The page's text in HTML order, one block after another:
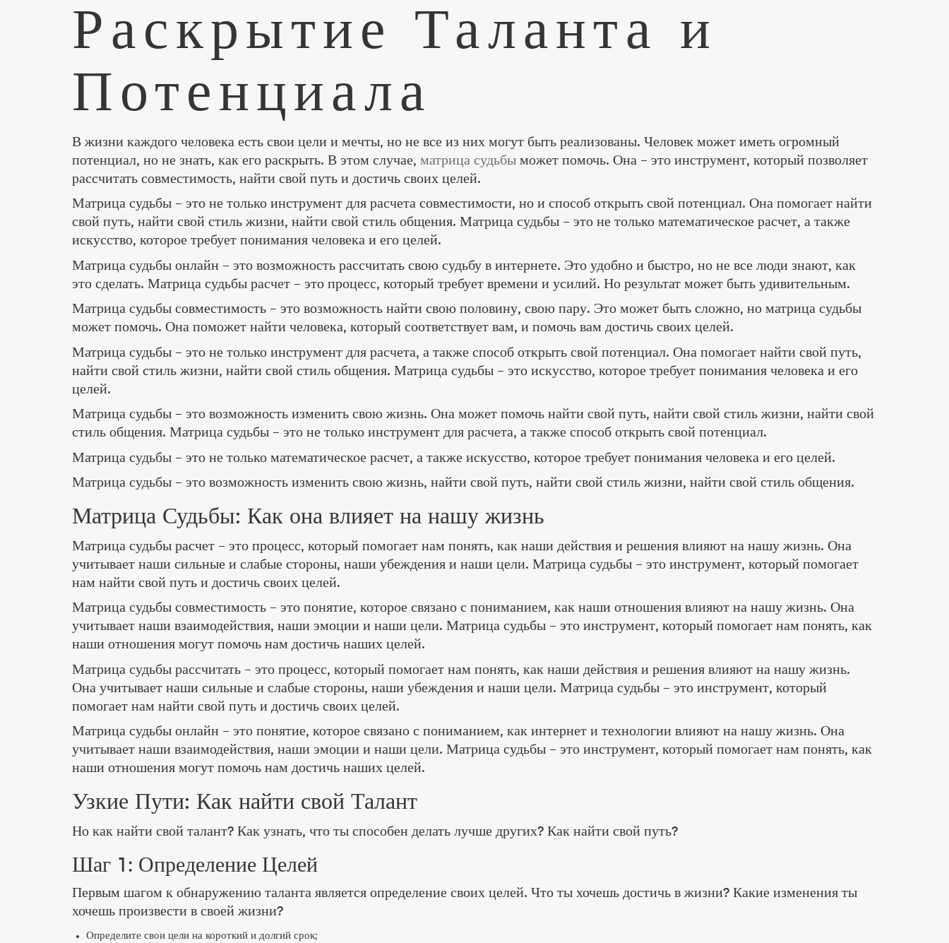
Раскрытие Таланта и
Потенциала
В жизни каждого человека есть свои цели и мечты, но не все из них могут быть реализованы. Человек может иметь огромный
потенциал, но не знать, как его раскрыть. В этом случае, матрица судьбы может помочь. Она – это инструмент, который позволяет
рассчитать совместимость, найти свой путь и достичь своих целей.
Матрица судьбы – это не только инструмент для расчета совместимости, но и способ открыть свой потенциал. Она помогает найти
свой путь, найти свой стиль жизни, найти свой стиль общения. Матрица судьбы – это не только математическое расчет, а также
искусство, которое требует понимания человека и его целей.
Матрица судьбы онлайн – это возможность рассчитать свою судьбу в интернете. Это удобно и быстро, но не все люди знают, как
это сделать. Матрица судьбы расчет – это процесс, который требует времени и усилий. Но результат может быть удивительным.
Матрица судьбы совместимость – это возможность найти свою половину, свою пару. Это может быть сложно, но матрица судьбы
может помочь. Она поможет найти человека, который соответствует вам, и помочь вам достичь своих целей.
Матрица судьбы – это не только инструмент для расчета, а также способ открыть свой потенциал. Она помогает найти свой путь,
найти свой стиль жизни, найти свой стиль общения. Матрица судьбы – это искусство, которое требует понимания человека и его
целей.
Матрица судьбы – это возможность изменить свою жизнь. Она может помочь найти свой путь, найти свой стиль жизни, найти свой
стиль общения. Матрица судьбы – это не только инструмент для расчета, а также способ открыть свой потенциал.
Матрица судьбы – это не только математическое расчет, а также искусство, которое требует понимания человека и его целей.
Матрица судьбы – это возможность изменить свою жизнь, найти свой путь, найти свой стиль жизни, найти свой стиль общения.
Матрица Судьбы: Как она влияет на нашу жизнь
Матрица судьбы расчет – это процесс, который помогает нам понять, как наши действия и решения влияют на нашу жизнь. Она
учитывает наши сильные и слабые стороны, наши убеждения и наши цели. Матрица судьбы – это инструмент, который помогает
нам найти свой путь и достичь своих целей.
Матрица судьбы совместимость – это понятие, которое связано с пониманием, как наши отношения влияют на нашу жизнь. Она
учитывает наши взаимодействия, наши эмоции и наши цели. Матрица судьбы – это инструмент, который помогает нам понять, как
наши отношения могут помочь нам достичь наших целей.
Матрица судьбы рассчитать – это процесс, который помогает нам понять, как наши действия и решения влияют на нашу жизнь.
Она учитывает наши сильные и слабые стороны, наши убеждения и наши цели. Матрица судьбы – это инструмент, который
помогает нам найти свой путь и достичь своих целей.
Матрица судьбы онлайн – это понятие, которое связано с пониманием, как интернет и технологии влияют на нашу жизнь. Она
учитывает наши взаимодействия, наши эмоции и наши цели. Матрица судьбы – это инструмент, который помогает нам понять, как
наши отношения могут помочь нам достичь наших целей.
Узкие Пути: Как найти свой Талант
Но как найти свой талант? Как узнать, что ты способен делать лучше других? Как найти свой путь?
Шаг 1: Определение Целей
Первым шагом к обнаружению таланта является определение своих целей. Что ты хочешь достичь в жизни? Какие изменения ты
хочешь произвести в своей жизни?
Определите свои цели на короткий и долгий срок;